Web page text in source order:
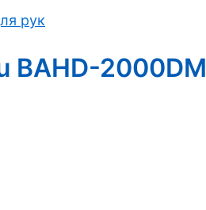
рук
BAHD-2000DM